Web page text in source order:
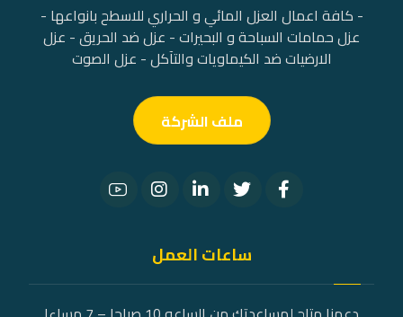
- كافة اعمال العزل المائي و الحراري للاسطح بانواعها -
عزل حمامات السباحة و البحيرات - عزل ضد الحريق - عزل
الارضيات ضد الكيماويات والتآكل - عزل الصوت
ملف الشركة
ساعات العمل